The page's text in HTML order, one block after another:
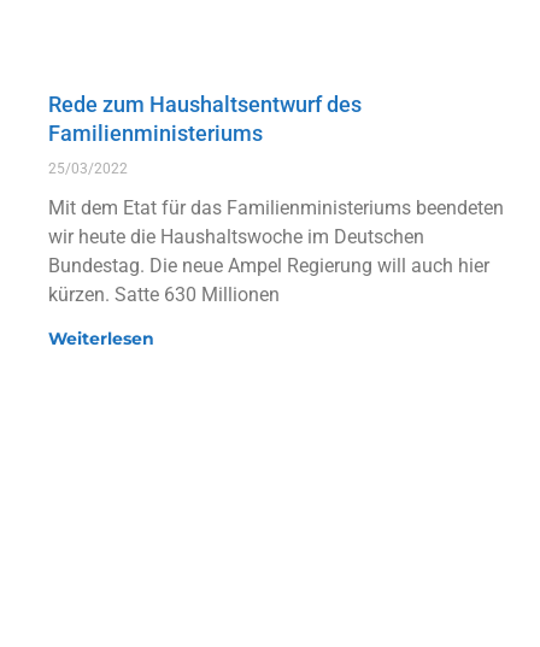
Rede zum Haushaltsentwurf des
Familienministeriums
25/03/2022
Mit dem Etat für das Familienministeriums beendeten
wir heute die Haushaltswoche im Deutschen
Bundestag. Die neue Ampel Regierung will auch hier
kürzen. Satte 630 Millionen
Weiterlesen